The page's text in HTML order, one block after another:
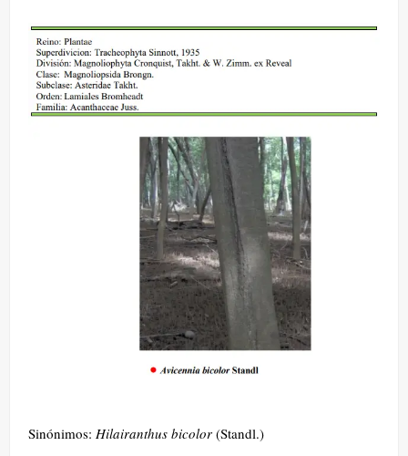
Sinónimos: Hilairanthus bicolor (Standl.)